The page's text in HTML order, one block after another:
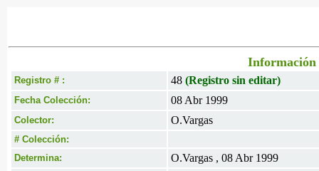
Información
Registro # : 48 (Registro sin editar)
Fecha Colección: 08 Abr 1999
Colector: O.Vargas
# Colección:
Determina:
O.Vargas , 08 Abr 1999